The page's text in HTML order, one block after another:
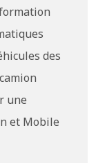
des
une
et Mobile